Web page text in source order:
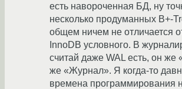
есть навороченная БД, ну
несколько продуманных B+-
общем ничем не отличается
InnoDB условного. В
считай даже WAL есть, он же
же «Журнал». Я когда-то
времена программирования